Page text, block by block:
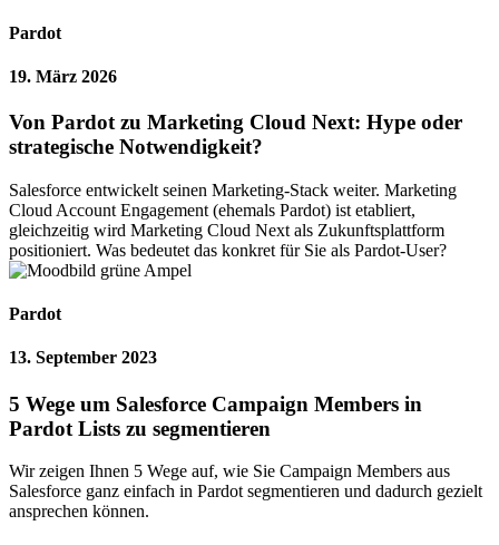
Pardot
19. März 2026
Von Pardot zu Marketing Cloud Next: Hype oder
strategische Notwendigkeit?
Salesforce entwickelt seinen Marketing-Stack weiter. Marketing
Cloud Account Engagement (ehemals Pardot) ist etabliert,
gleichzeitig wird Marketing Cloud Next als Zukunftsplattform
positioniert. Was bedeutet das konkret für Sie als Pardot-User?
Pardot
13. September 2023
5 Wege um Salesforce Campaign Members in
Pardot Lists zu segmentieren
Wir zeigen Ihnen 5 Wege auf, wie Sie Campaign Members aus
Salesforce ganz einfach in Pardot segmentieren und dadurch gezielt
ansprechen können.